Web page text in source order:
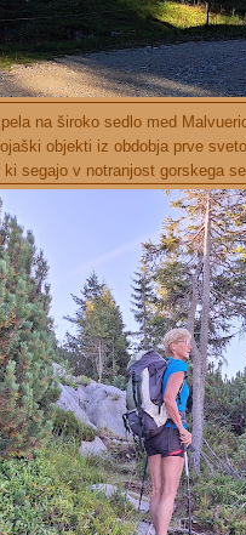
na široko sedlo med
objekti iz obdobja prve
ki segajo v notranjost gorskega